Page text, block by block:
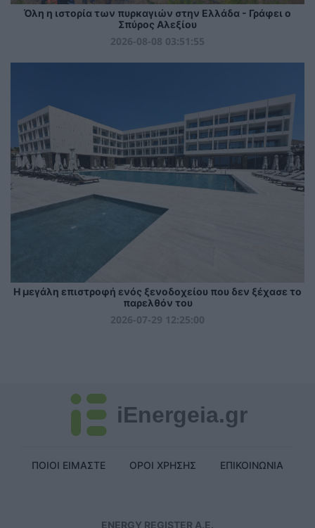
Όλη η ιστορία των πυρκαγιών στην Ελλάδα - Γράφει ο
Σπύρος Αλεξίου
2026-08-08 03:51:55
Η μεγάλη επιστροφή ενός ξενοδοχείου που δεν ξέχασε το
παρελθόν του
2026-07-29 12:25:00
iEnergeia.gr
ΠΟΙΟΙ ΕΙΜΑΣΤΕ ΟΡΟΙ ΧΡΗΣΗΣ ΕΠΙΚΟΙΝΩΝΙΑ
ENERGY REGISTER Α.Ε.